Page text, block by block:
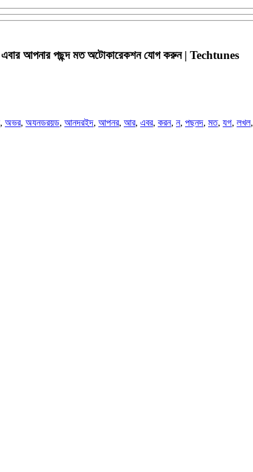
আপনার পছন্দ মত অটোকারেকশন যোগ করুন | Techtunes
, অভর, অযনডরয়ড, আনদরইদ, আপনর, আর, এবর, করন, ন, পছনদ, মত, যগ, লখল,